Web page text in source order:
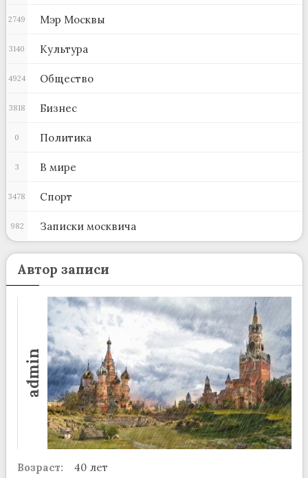
Мэр Москвы
2749
Культура
3140
Общество
4924
Бизнес
3818
Политика
0
В мире
3
Спорт
3478
Записки москвича
982
Автор записи
admin
Возраст:
40 лет